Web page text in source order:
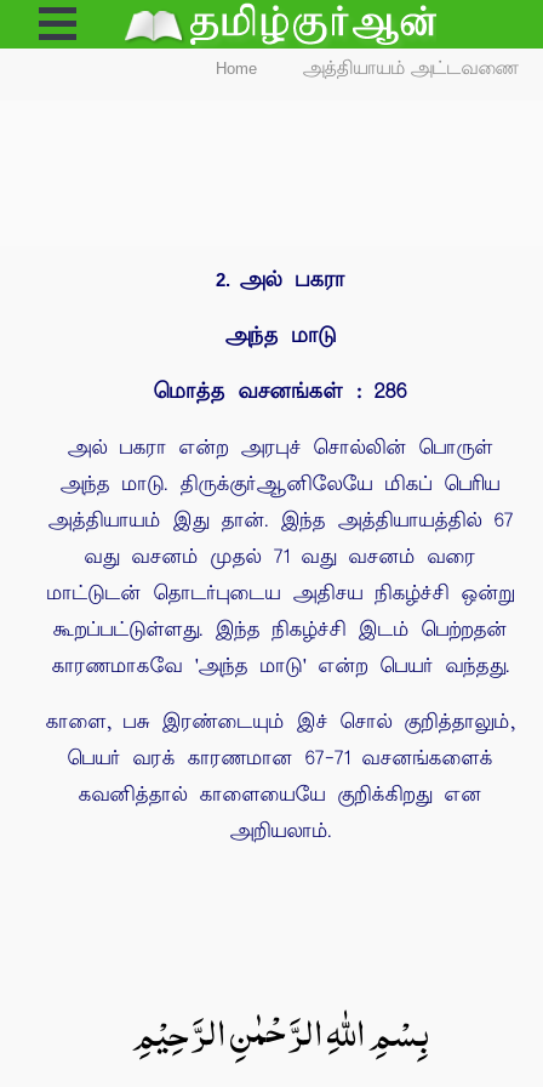
Open
Menu
Home அத்தியாயம் அட்டவணை
2. அல் பகரா
அந்த மாடு
மொத்த வசனங்கள் : 286
அல் பகரா என்ற அரபுச் சொல்லின் பொருள்
அந்த மாடு. திருக்குர்ஆனிலேயே மிகப் பெரிய
அத்தியாயம் இது தான். இந்த அத்தியாயத்தில் 67
வது வசனம் முதல் 71 வது வசனம் வரை
மாட்டுடன் தொடர்புடைய அதிசய நிகழ்ச்சி ஒன்று
கூறப்பட்டுள்ளது. இந்த நிகழ்ச்சி இடம் பெற்றதன்
காரணமாகவே 'அந்த மாடு' என்ற பெயர் வந்தது.
காளை, பசு இரண்டையும் இச் சொல் குறித்தாலும்,
பெயர் வரக் காரணமான 67-71 வசனங்களைக்
கவனித்தால் காளையையே குறிக்கிறது என
அறியலாம்.
بِسْمِ اللهِ الرَّحْمٰنِ الرَّحِيْمِ